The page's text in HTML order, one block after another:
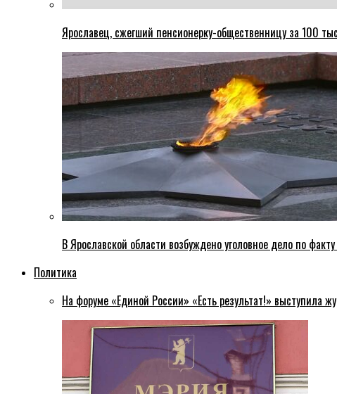
Ярославец, сжегший пенсионерку-общественницу за 100
В Ярославской области возбуждено уголовное дело по
Политика
На форуме «Единой России» «Есть результат!» выступила